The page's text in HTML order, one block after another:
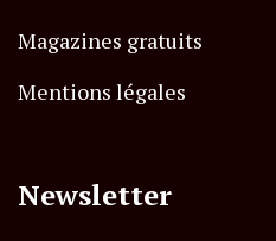
Magazines gratuits
Mentions légales
Newsletter